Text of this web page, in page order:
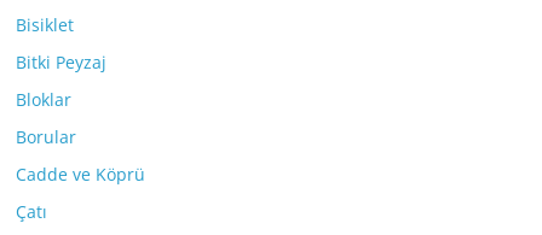
Bisiklet
Bitki Peyzaj
Bloklar
Borular
Cadde ve Köprü
Çatı